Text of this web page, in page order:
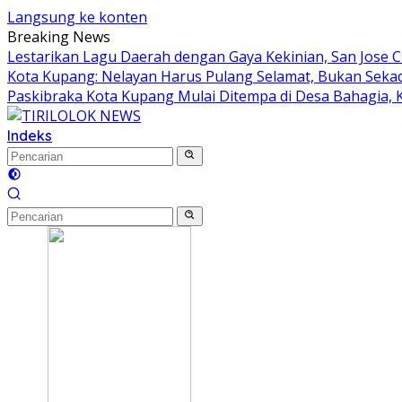
Langsung ke konten
Breaking News
Lestarikan Lagu Daerah dengan Gaya Kekinian, San Jose
Kota Kupang: Nelayan Harus Pulang Selamat, Bukan
Paskibraka Kota Kupang Mulai Ditempa di Desa Bahagia,
Indeks